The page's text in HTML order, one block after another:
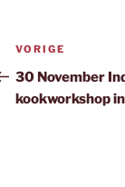
Bericht
navigatie
Vorig
bericht
VORIGE
30 November
kookworkshop